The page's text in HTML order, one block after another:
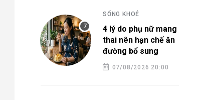
SỐNG KHOẺ
4 lý do phụ nữ mang
thai nên hạn chế ăn
đường bổ sung
07/08/2026 20:00